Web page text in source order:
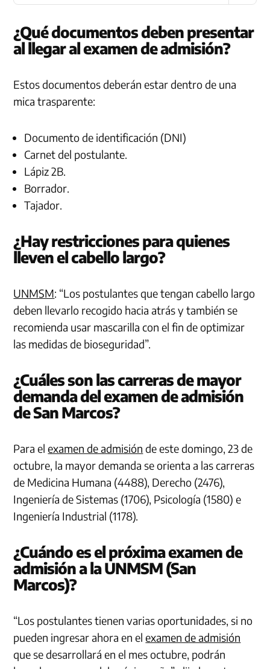
¿Qué documentos deben presentar
al llegar al examen de admisión?
Estos documentos deberán estar dentro de una
mica trasparente:
Documento de identificación (DNI)
Carnet del postulante.
Lápiz 2B.
Borrador.
Tajador.
¿Hay restricciones para quienes
lleven el cabello largo?
UNMSM: “Los postulantes que tengan cabello largo
deben llevarlo recogido hacia atrás y también se
recomienda usar mascarilla con el fin de optimizar
las medidas de bioseguridad”.
¿Cuáles son las carreras de mayor
demanda del examen de admisión
de San Marcos?
Para elexamen de admisión de este domingo, 23 de
octubre, la mayor demanda se orienta a las carreras
de Medicina Humana (4488), Derecho (2476),
Ingeniería de Sistemas (1706), Psicología (1580) e
Ingeniería Industrial (1178).
¿Cuándo es el próxima examen de
admisión a la UNMSM (San
Marcos)?
“Los postulantes tienen varias oportunidades, si no
pueden ingresar ahora en elexamen de admisión
que se desarrollará en el mes octubre, podrán